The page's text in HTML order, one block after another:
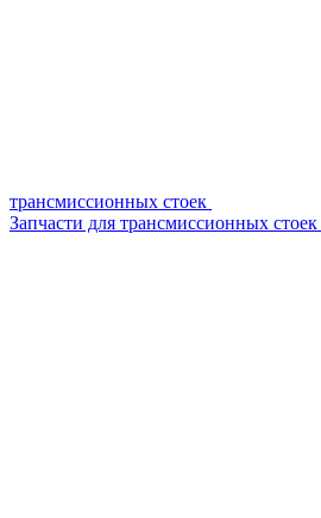
трансмиссионных стоек
Запчасти для трансмиссионных стоек